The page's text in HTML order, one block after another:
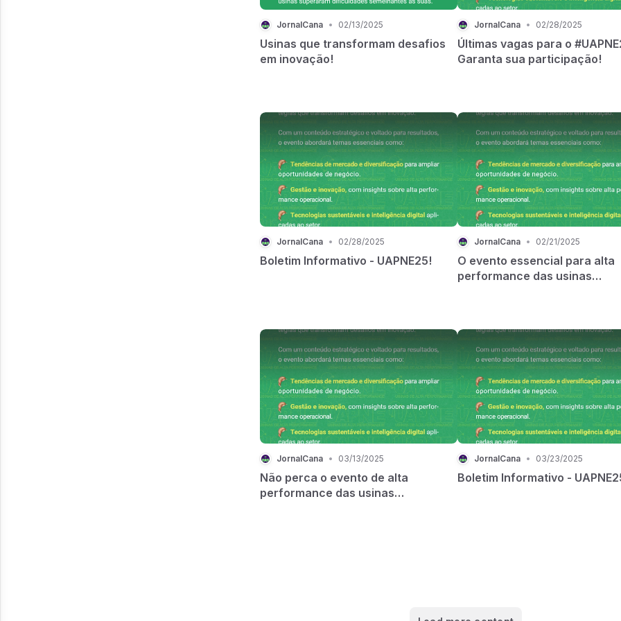
JornalCana • 02/13/2025
Usinas que transformam desafios
em inovação!
JornalCana • 02/28/2025
Últimas vagas para o
Garanta sua participação!
JornalCana • 02/28/2025
Boletim Informativo - UAPNE25!
JornalCana • 02/21/2025
O evento essencial para alta
performance das usinas
JornalCana • 03/13/2025
Não perca o evento de alta
performance das usinas
JornalCana • 03/23/2025
Boletim Informativo -